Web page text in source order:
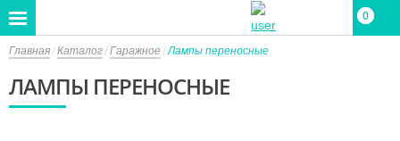
0
0
Главная Каталог Гаражное Лампы переносные
ЛАМПЫ ПЕРЕНОСНЫЕ